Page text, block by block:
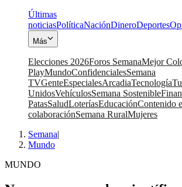
Últimas
noticiasPolíticaNaciónDineroDeportes
Más
Elecciones 2026Foros SemanaMejor
PlayMundoConfidencialesSemana
TVGenteEspecialesArcadiaTecnología
UnidosVehículosSemana Sostenible
PatasSaludLoteríasEducaciónContenido
colaboraciónSemana RuralMujeres
Semana|
Mundo
MUNDO